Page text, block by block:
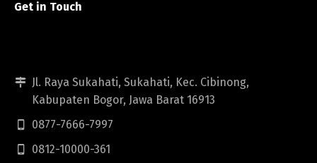
Get in Touch
Jl. Raya Sukahati, Sukahati, Kec. Cibinong,
Kabupaten Bogor, Jawa Barat 16913
0877-7666-7997
0812-10000-361